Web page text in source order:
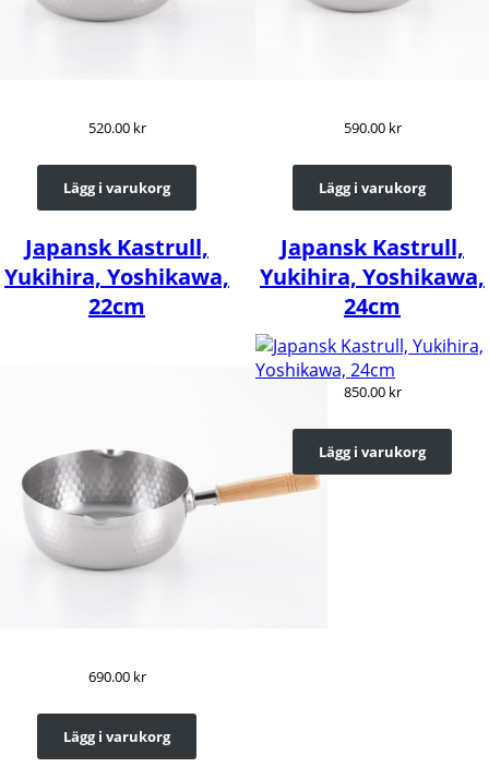
520.00 kr
Lägg i varukorg
590.00 kr
Lägg i varukorg
Japansk Kastrull,
Yukihira, Yoshikawa,
22cm
690.00 kr
Lägg i varukorg
Japansk Kastrull,
Yukihira, Yoshikawa,
24cm
850.00 kr
Lägg i varukorg